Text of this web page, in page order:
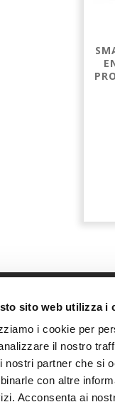
sito web utilizza i
i cookie per
il nostro
nostri partner che si
con altre
Acconsenta ai